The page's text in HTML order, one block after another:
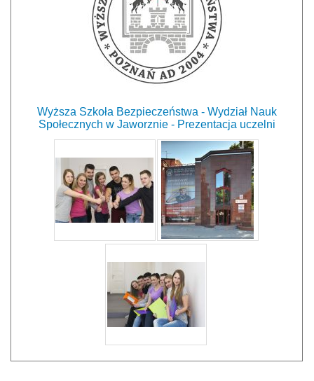
Wyższa Szkoła Bezpieczeństwa - Wydział Nauk
Społecznych w Jaworznie - Prezentacja uczelni